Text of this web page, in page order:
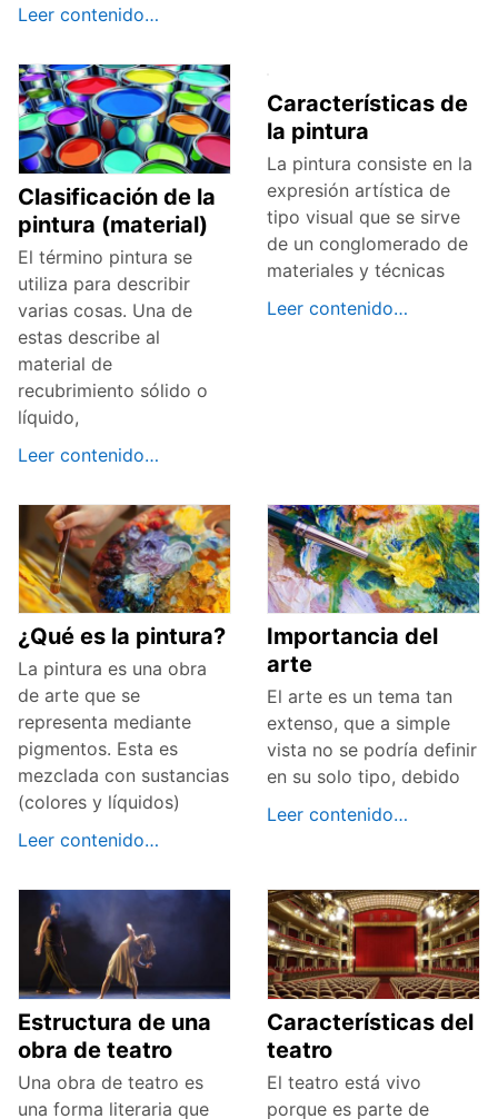
Leer contenido…
Clasificación de la
pintura (material)
El término pintura se
utiliza para describir
varias cosas. Una de
estas describe al
material de
recubrimiento sólido o
líquido,
Leer contenido…
Características de
la pintura
La pintura consiste en la
expresión artística de
tipo visual que se sirve
de un conglomerado de
materiales y técnicas
Leer contenido…
¿Qué es la pintura?
La pintura es una obra
de arte que se
representa mediante
pigmentos. Esta es
mezclada con sustancias
(colores y líquidos)
Leer contenido…
Importancia del
arte
El arte es un tema tan
extenso, que a simple
vista no se podría definir
en su solo tipo, debido
Leer contenido…
Estructura de una
obra de teatro
Una obra de teatro es
una forma literaria que
Características del
teatro
El teatro está vivo
porque es parte de